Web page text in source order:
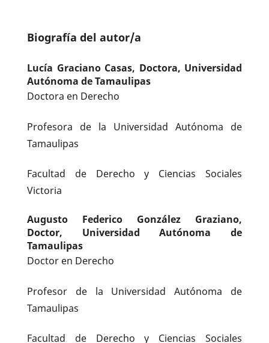
Biografía del autor/a
Lucía Graciano Casas, Doctora, Universidad
Autónoma de Tamaulipas
Doctora en Derecho
Profesora de la Universidad Autónoma de
Tamaulipas
Facultad de Derecho y Ciencias Sociales
Victoria
Augusto Federico González Graziano,
Doctor, Universidad Autónoma de
Tamaulipas
Doctor en Derecho
Profesor de la Universidad Autónoma de
Tamaulipas
Facultad de Derecho y Ciencias Sociales